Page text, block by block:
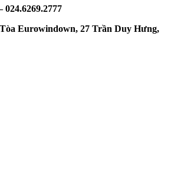
024.6269.2777
Eurowindown, 27 Trần Duy Hưng,